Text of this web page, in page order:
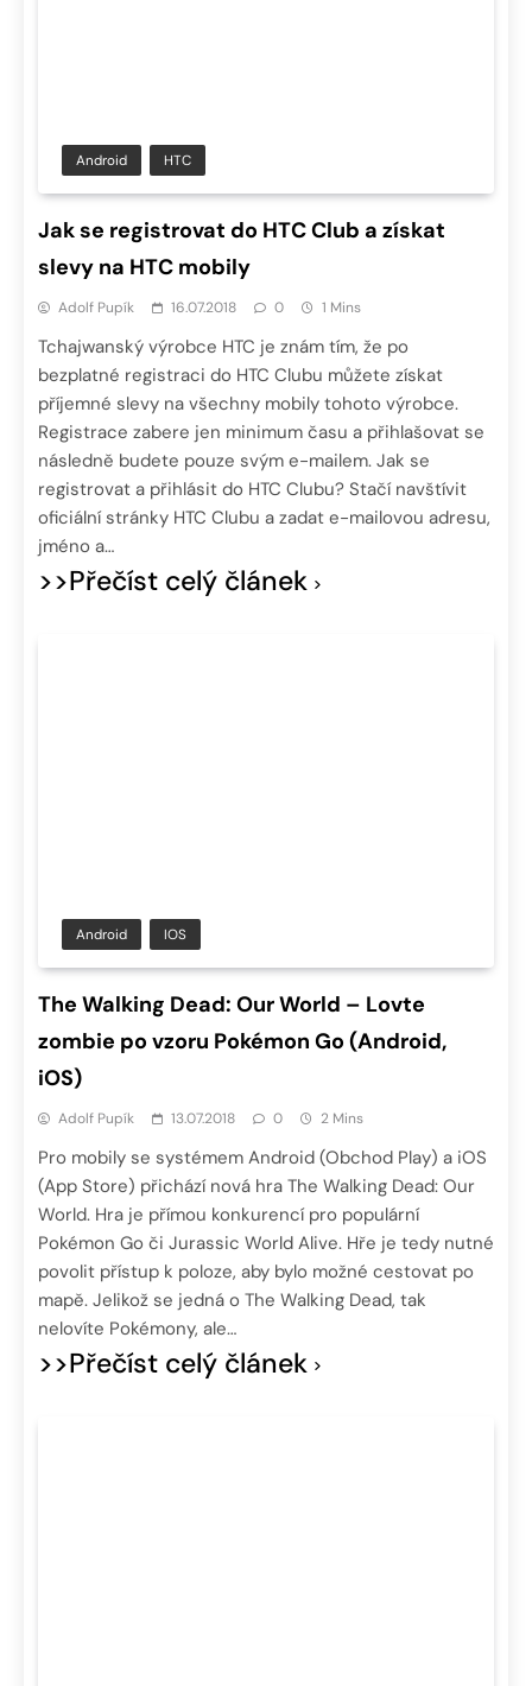
Android HTC
Jak se registrovat do HTC Club a získat
slevy na HTC mobily
Adolf Pupík 16.07.2018 0 1 Mins
Tchajwanský výrobce HTC je znám tím, že po
bezplatné registraci do HTC Clubu můžete získat
příjemné slevy na všechny mobily tohoto výrobce.
Registrace zabere jen minimum času a přihlašovat se
následně budete pouze svým e-mailem. Jak se
registrovat a přihlásit do HTC Clubu? Stačí navštívit
oficiální stránky HTC Clubu a zadat e-mailovou adresu,
jméno a…
>>Přečíst celý článek
Android IOS
The Walking Dead: Our World – Lovte
zombie po vzoru Pokémon Go (Android,
iOS)
Adolf Pupík 13.07.2018 0 2 Mins
Pro mobily se systémem Android (Obchod Play) a iOS
(App Store) přichází nová hra The Walking Dead: Our
World. Hra je přímou konkurencí pro populární
Pokémon Go či Jurassic World Alive. Hře je tedy nutné
povolit přístup k poloze, aby bylo možné cestovat po
mapě. Jelikož se jedná o The Walking Dead, tak
nelovíte Pokémony, ale…
>>Přečíst celý článek